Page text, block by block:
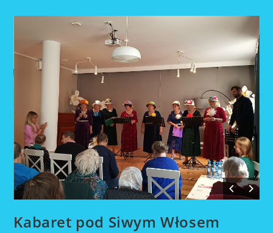
Dla
Seniora
Kabaret pod Siwym Włosem